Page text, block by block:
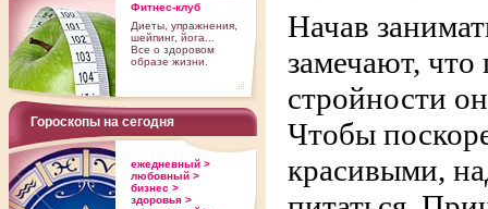
Начав
замечают,
стройности
Чтобы
красивыми,
Фитнес-клуб
Диеты, упражнения,
шейпинг, йога...
Все о здоровом
образе жизни.
Гороскопы на сегодня
ежедневный >
любовный >
бизнес >
здоровья >